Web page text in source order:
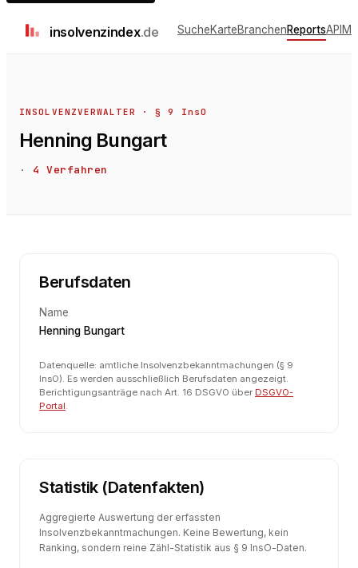
insolvenzindex.de SucheKarteBranchenReportsAPI
INSOLVENZVERWALTER · § 9 InsO
Henning Bungart
· 4 Verfahren
Berufsdaten
Name
Henning Bungart
Datenquelle: amtliche Insolvenzbekanntmachungen (§ 9
InsO). Es werden ausschließlich Berufsdaten angezeigt.
Berichtigungsanträge nach Art. 16 DSGVO über DSGVO-
Portal.
Statistik (Datenfakten)
Aggregierte Auswertung der erfassten
Insolvenzbekanntmachungen. Keine Bewertung, kein
Ranking, sondern reine Zähl-Statistik aus § 9 InsO-Daten.